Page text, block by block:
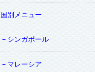
国別メニュー
シンガポール
マレーシア